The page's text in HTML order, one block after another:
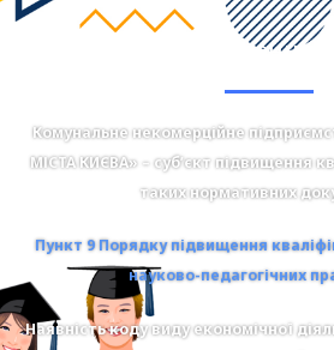
КНП "Освітня Агенція
Комунальне некомерційне
МІСТА КИЄВА» – суб’єкт підвищення
таких нормативних
Пункт 9 Порядку підвищення
науково-педагогічних
Наявність коду виду економічної